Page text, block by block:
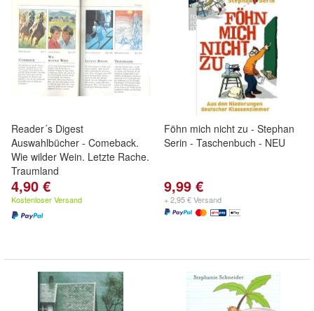
Reader´s Digest
Auswahlbücher - Comeback.
Wie wilder Wein. Letzte Rache.
Traumland
4,90 €
Kostenloser Versand
Föhn mich nicht zu - Stephan
Serin - Taschenbuch - NEU
9,99 €
+ 2,95 € Versand